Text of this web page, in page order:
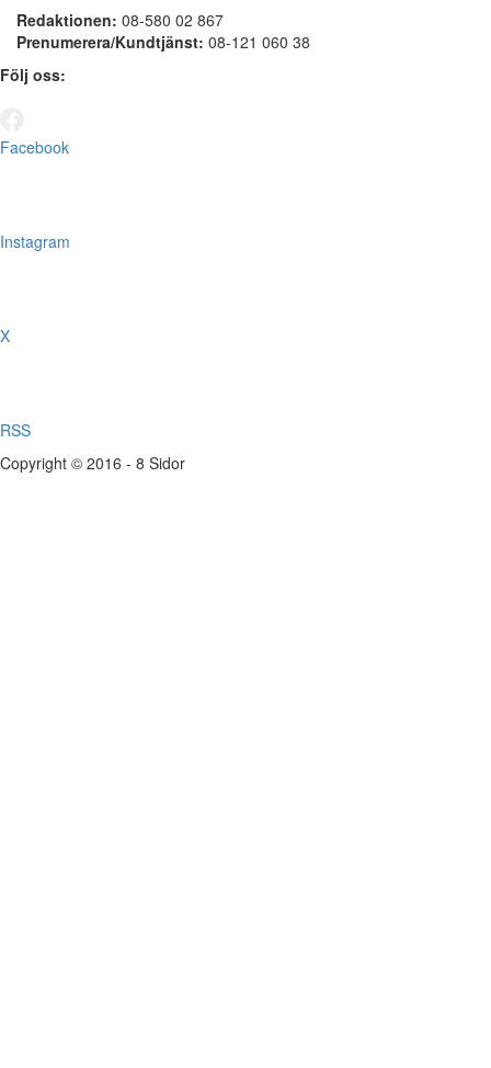
Redaktionen: 08-580 02 867
Prenumerera/Kundtjänst: 08-121 060 38
Följ oss:
Facebook
Instagram
X
RSS
Copyright © 2016 - 8 Sidor